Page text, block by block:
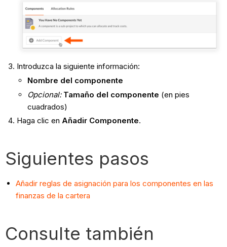
Introduzca la siguiente información:
Nombre del componente
Opcional: Tamaño del componente (en pies
cuadrados)
Haga clic en Añadir Componente.
Siguientes pasos
Añadir reglas de asignación para los componentes en las
finanzas de la cartera
Consulte también